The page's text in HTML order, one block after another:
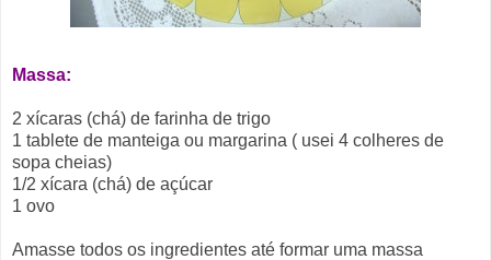
Massa:
2 xícaras (chá) de farinha de trigo
1 tablete de manteiga ou margarina ( usei 4 colheres de
sopa cheias)
1/2 xícara (chá) de açúcar
1 ovo
Amasse todos os ingredientes até formar uma massa